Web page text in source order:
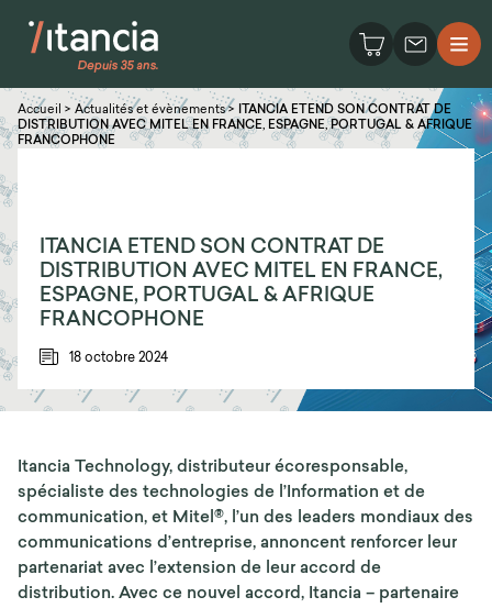
Accueil > Actualités et évènements>
ITANCIA ETEND SON CONTRAT DE
DISTRIBUTION AVEC MITEL EN FRANCE, ESPAGNE, PORTUGAL & AFRIQUE
FRANCOPHONE
ITANCIA ETEND SON CONTRAT DE
DISTRIBUTION AVEC MITEL EN FRANCE,
ESPAGNE, PORTUGAL & AFRIQUE
FRANCOPHONE
18 octobre 2024
Itancia Technology, distributeur écoresponsable,
spécialiste des technologies de l’Information et de
communication, et Mitel®, l’un des leaders mondiaux des
communications d’entreprise, annoncent renforcer leur
partenariat avec l’extension de leur accord de
distribution. Avec ce nouvel accord, Itancia – partenaire